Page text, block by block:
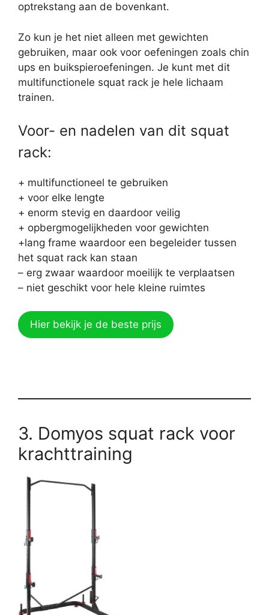
optrekstang aan de bovenkant.
Zo kun je het niet alleen met gewichten
gebruiken, maar ook voor oefeningen zoals chin
ups en buikspieroefeningen. Je kunt met dit
multifunctionele squat rack je hele lichaam
trainen.
Voor- en nadelen van dit squat
rack:
+ multifunctioneel te gebruiken
+ voor elke lengte
+ enorm stevig en daardoor veilig
+ opbergmogelijkheden voor gewichten
+lang frame waardoor een begeleider tussen
het squat rack kan staan
– erg zwaar waardoor moeilijk te verplaatsen
– niet geschikt voor hele kleine ruimtes
Hier bekijk je de beste prijs
3. Domyos squat rack voor
krachttraining